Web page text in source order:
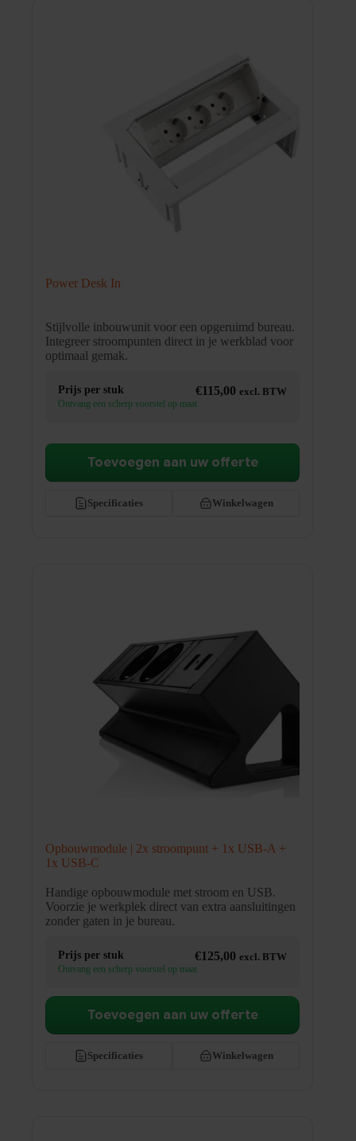
Power Desk In
Stijlvolle inbouwunit voor een opgeruimd bureau.
Integreer stroompunten direct in je werkblad voor
optimaal gemak.
Prijs per stuk €115,00 excl. BTW
Ontvang een scherp voorstel op maat
Specificaties Winkelwagen
Toevoegen aan uw offerte
Opbouwmodule | 2x stroompunt + 1x USB-A +
1x USB-C
Handige opbouwmodule met stroom en USB.
Voorzie je werkplek direct van extra aansluitingen
zonder gaten in je bureau.
Prijs per stuk €125,00 excl. BTW
Ontvang een scherp voorstel op maat
Specificaties Winkelwagen
Toevoegen aan uw offerte